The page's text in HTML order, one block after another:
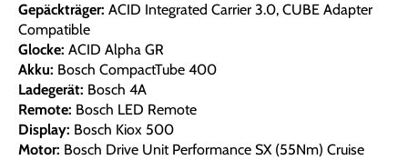
Gepäckträger: ACID Integrated Carrier 3.0, CUBE Adapter
Compatible
Glocke: ACID Alpha GR
Akku: Bosch CompactTube 400
Ladegerät: Bosch 4A
Remote: Bosch LED Remote
Display: Bosch Kiox 500
Motor: Bosch Drive Unit Performance SX (55Nm) Cruise